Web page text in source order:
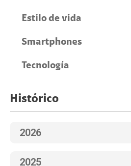
Estilo de vida
Smartphones
Tecnología
Histórico
2026
2025